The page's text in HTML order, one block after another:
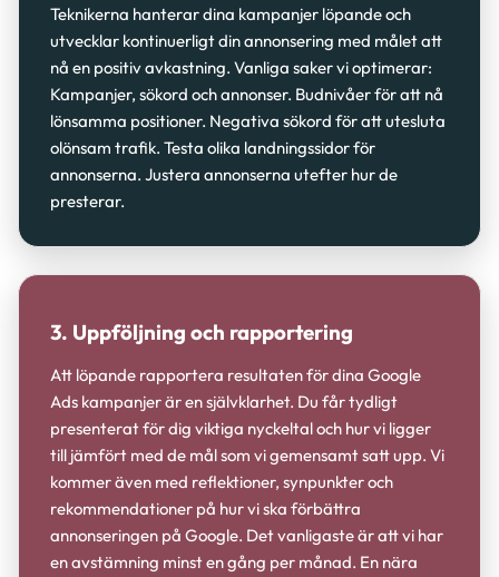
Teknikerna hanterar dina kampanjer löpande och
utvecklar kontinuerligt din annonsering med målet att
nå en positiv avkastning. Vanliga saker vi optimerar:
Kampanjer, sökord och annonser. Budnivåer för att nå
lönsamma positioner. Negativa sökord för att utesluta
olönsam trafik. Testa olika landningssidor för
annonserna. Justera annonserna utefter hur de
presterar.
3. Uppföljning och rapportering
Att löpande rapportera resultaten för dina Google
Ads kampanjer är en självklarhet. Du får tydligt
presenterat för dig viktiga nyckeltal och hur vi ligger
till jämfört med de mål som vi gemensamt satt upp. Vi
kommer även med reflektioner, synpunkter och
rekommendationer på hur vi ska förbättra
annonseringen på Google. Det vanligaste är att vi har
en avstämning minst en gång per månad. En nära